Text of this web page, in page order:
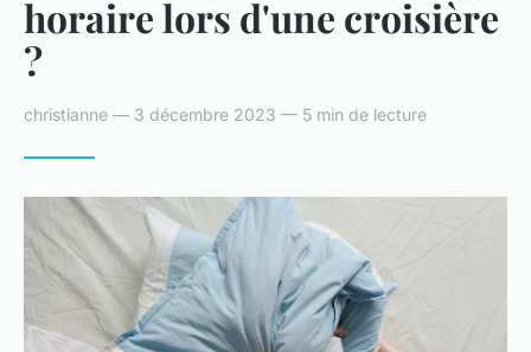
horaire lors d'une croisière
?
christianne — 3 décembre 2023 — 5 min de lecture